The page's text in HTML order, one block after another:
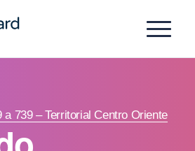
a 739 – Territorial Centro Oriente